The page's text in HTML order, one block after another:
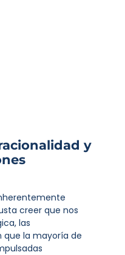
y
creer que nos
las
que la mayoría de